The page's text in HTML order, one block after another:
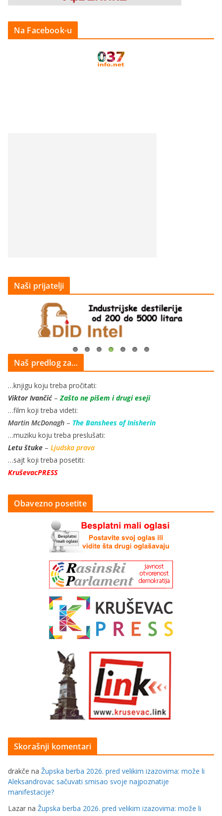
Na Facebook-u
Naši prijatelji
Naš predlog za…
…knjigu koju treba pročitati:
Viktor Ivančić–Zašto ne pišem i drugi eseji
…film koji treba videti:
Martin McDonagh – The Banshees of Inisherin
…muziku koju treba preslušati:
Letu štuke – Ljudska prava
…sajt koji treba posetiti:
KruševacPRESS
Obavezno posetite
Skorašnji komentari
drakče na Župska berba 2026. pred velikim izazovima: može li
Aleksandrovac sačuvati smisao svoje najpoznatije
manifestacije?
Lazar na Župska berba 2026. pred velikim izazovima: može li